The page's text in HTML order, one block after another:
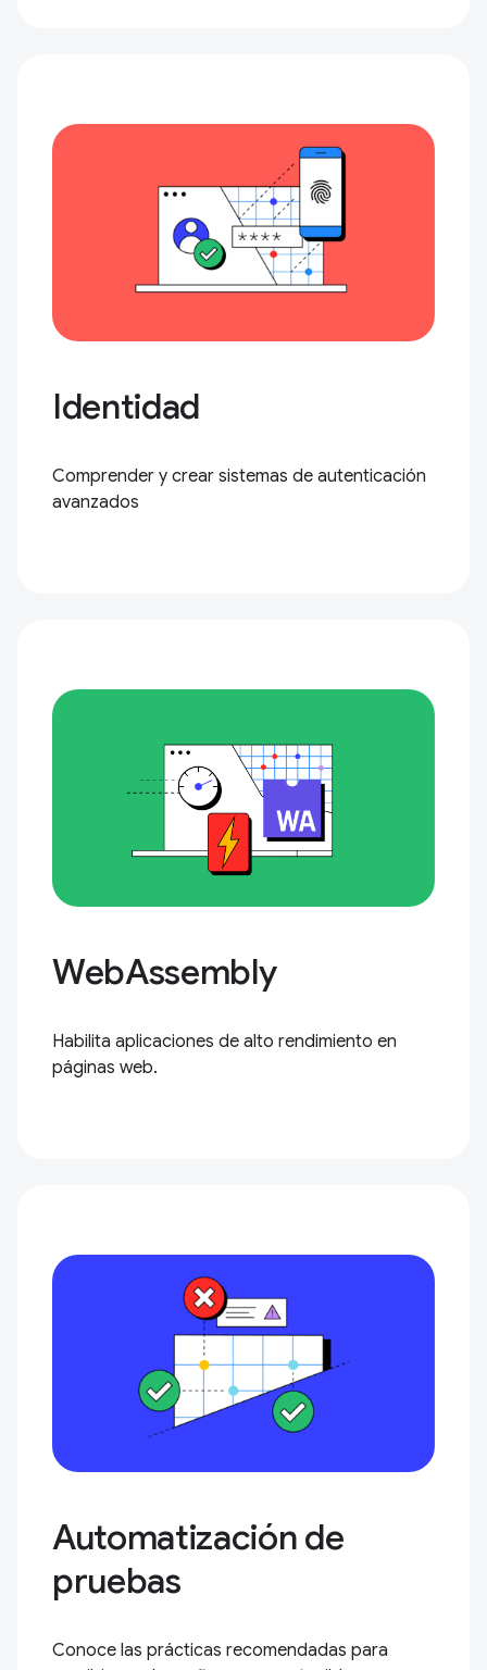
Identidad
Comprender y crear sistemas de autenticación
avanzados
WebAssembly
Habilita aplicaciones de alto rendimiento en
páginas web.
Automatización de
pruebas
Conoce las prácticas recomendadas para